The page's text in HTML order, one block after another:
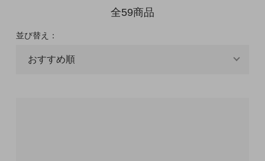
全59商品
並び替え：